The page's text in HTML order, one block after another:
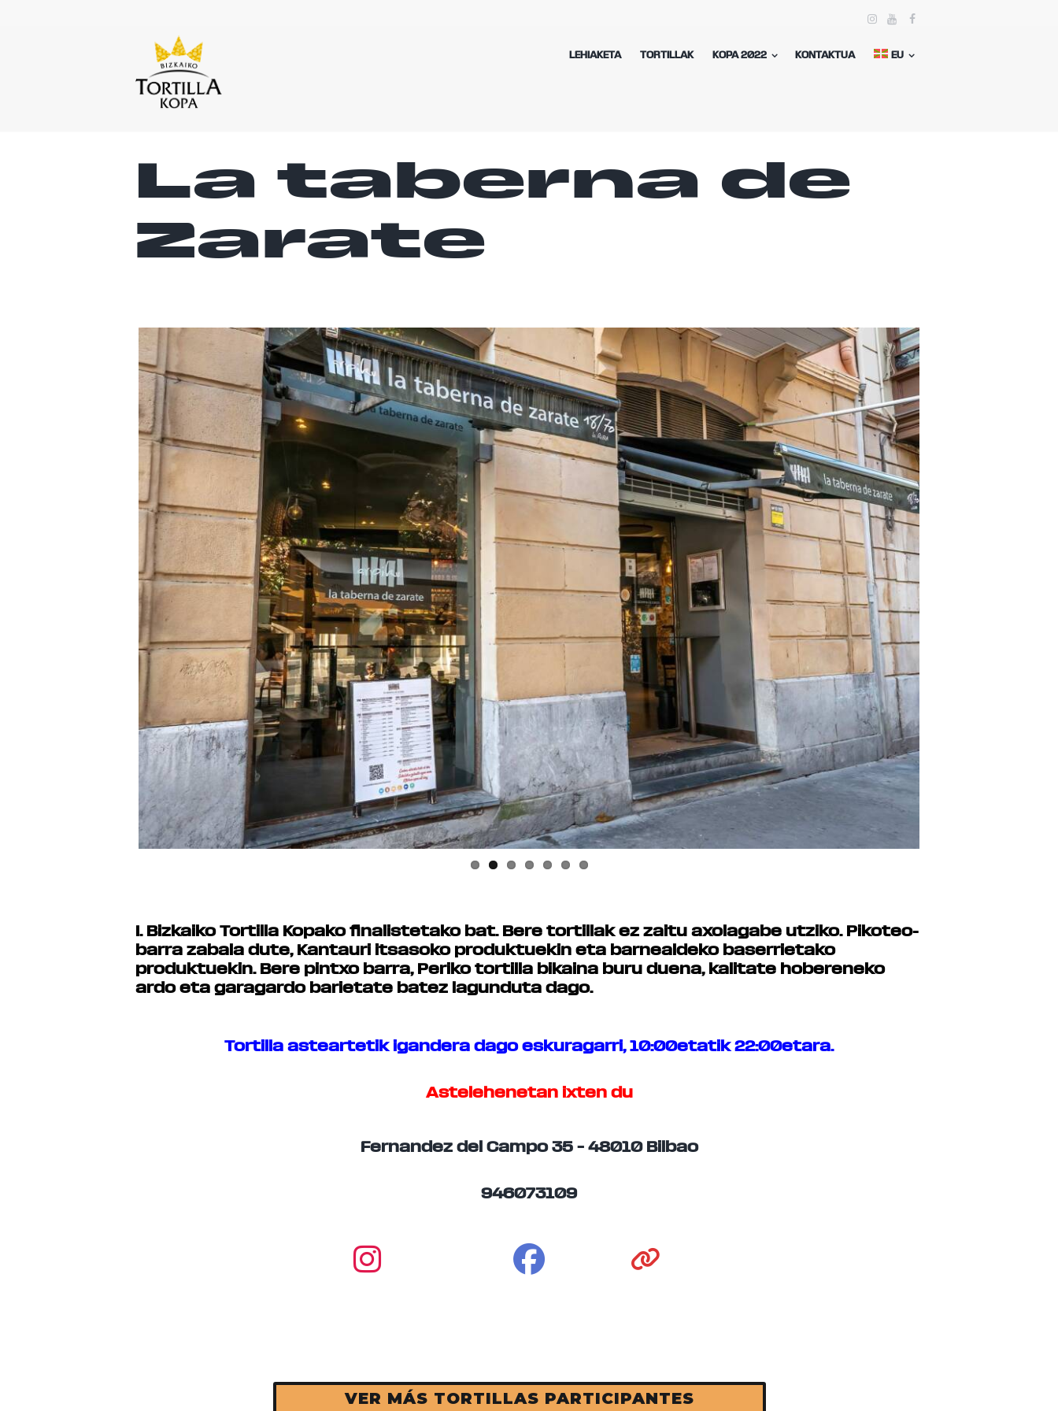
LEHIAKETA TORTILLAK KOPA 2022 KONTAKTUA EU
La taberna de
Zarate
I. Bizkaiko Tortilla Kopako finalistetako bat. Bere tortillak ez zaitu axolagabe utziko. Pikoteo-
barra zabala dute, Kantauri itsasoko produktuekin eta barnealdeko baserrietako
produktuekin. Bere pintxo barra, Periko tortilla bikaina buru duena, kalitate hobereneko
ardo eta garagardo barietate batez lagunduta dago.
Tortilla asteartetik igandera dago eskuragarri, 10:00etatik 22:00etara.
Astelehenetan ixten du
Fernandez del Campo 35 – 48010 Bilbao
946073109
VER MÁS TORTILLAS PARTICIPANTES